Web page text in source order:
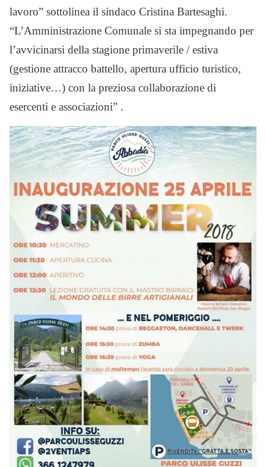
lavoro” sottolinea il sindaco Cristina Bartesaghi.
“L’Amministrazione Comunale si sta impegnando per
l’avvicinarsi della stagione primaverile / estiva
(gestione attracco battello, apertura ufficio turistico,
iniziative…) con la preziosa collaborazione di
esercenti e associazioni” .